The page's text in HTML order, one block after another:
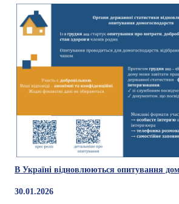
В Україні відновлюються опитування
30.01.2026